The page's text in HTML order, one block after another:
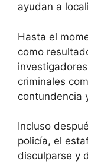
ayudan a
Hasta el
como
criminales
contundencia
Incluso
policía, el
disculparse y